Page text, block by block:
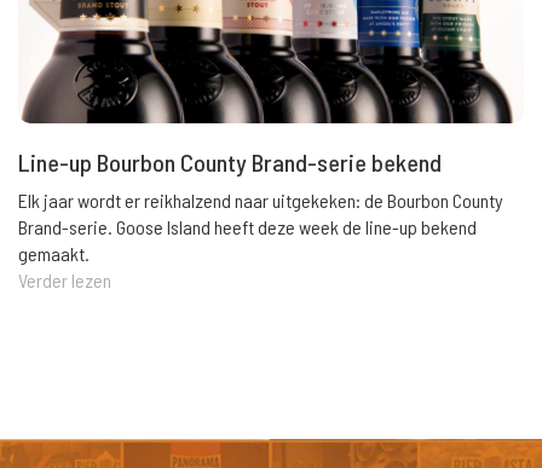
Line-up Bourbon County Brand-serie bekend
Elk jaar wordt er reikhalzend naar uitgekeken: de Bourbon County
Brand-serie. Goose Island heeft deze week de line-up bekend
gemaakt.
Verder lezen